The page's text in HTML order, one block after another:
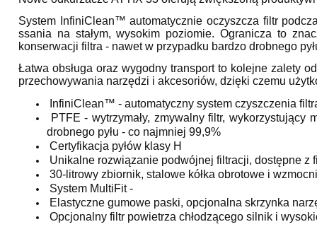
System InfiniClean™ automatycznie oczyszcza filtr
ssania na stałym, wysokim poziomie. Ogranicza to
konserwacji filtra - nawet w przypadku bardzo drobnego
Łatwa obsługa oraz wygodny transport to kolejne zalety
przechowywania narzędzi i akcesoriów, dzięki czemu
InfiniClean™ - automatyczny system czyszczenia
PTFE - wytrzymały, zmywalny filtr,
drobnego pyłu - co najmniej 99,9%
Certyfikacja pyłów klasy H
Unikalne rozwiązanie podwójnej filtracji, dostępne z
30-litrowy zbiornik, stalowe kółka obrotowe i
System MultiFit -
Elastyczne gumowe paski, opcjonalna skrzynka
Opcjonalny filtr powietrza chłodzącego silnik i